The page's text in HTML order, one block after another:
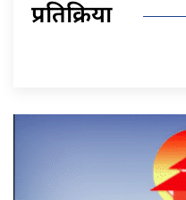
प्रतिक्रिया